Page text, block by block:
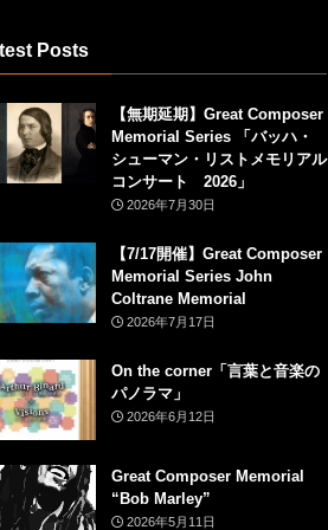
Posts
【無期延期】Great Composer
Memorial Series 「バッハ・
シューマン・リストメモリアル
コンサート 2026」
2026年7月30日
【7/17開催】Great Composer
Memorial Series John
Coltrane Memorial
2026年7月17日
On the corner「言葉と音楽の
パノラマ」
2026年6月12日
Great Composer Memorial
“Bob Marley”
2026年5月11日